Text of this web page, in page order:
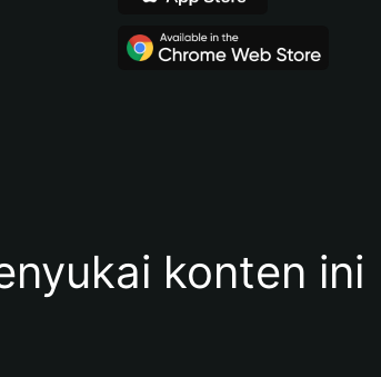
konten ini